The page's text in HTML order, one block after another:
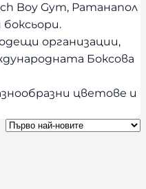
Boy Gym, Ратанапол
организации,
Боксова
цветове и